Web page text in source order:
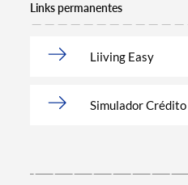
Links permanentes
Liiving Easy
Simulador